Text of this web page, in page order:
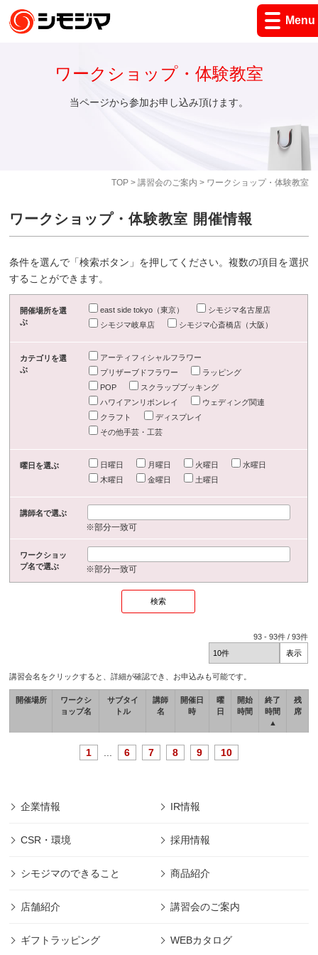
Menu
TOP> 講習会のご案内 > ワークショップ・体験教室
ワークショップ・体験教室
当ページから参加お申し込み頂けます。
ワークショップ・体験教室 開催情報
条件を選んで「検索ボタン」を押してください。複数の項目を選択
することができます。
開催場所を選
ぶ
east side tokyo（東京）
シモジマ名古屋店
シモジマ岐阜店
シモジマ心斎橋店（大阪）
カテゴリを選
ぶ
アーティフィシャルフラワー
プリザーブドフラワー
ラッピング
POP
スクラップブッキング
ハワイアンリボンレイ
ウェディング関連
クラフト
ディスプレイ
その他手芸・工芸
曜日を選ぶ 日曜日 月曜日 火曜日
水曜日
木曜日
金曜日 土曜日
講師名で選ぶ
※部分一致可
ワークショッ
プ名で選ぶ
※部分一致可
93 -93件 /93件
講習会名をクリックすると、詳細が確認でき、お申込みも可能です。
開催場所
ワークシ
ョップ名
サブタイ
トル
講師
名
開催日
時
曜
日
開始
時間
終了
時間
▲
残
席
1 6 7 8 9 10
企業情報 IR情報
CSR・環境 採用情報
シモジマのできること 商品紹介
店舗紹介 講習会のご案内
ギフトラッピング WEBカタログ